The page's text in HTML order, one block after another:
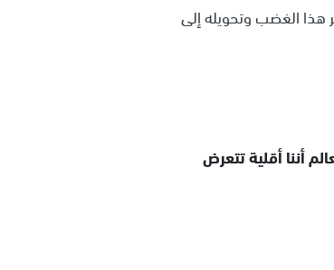
هذا الغضب وتحويله إلى
أننا أقلية تتعرض